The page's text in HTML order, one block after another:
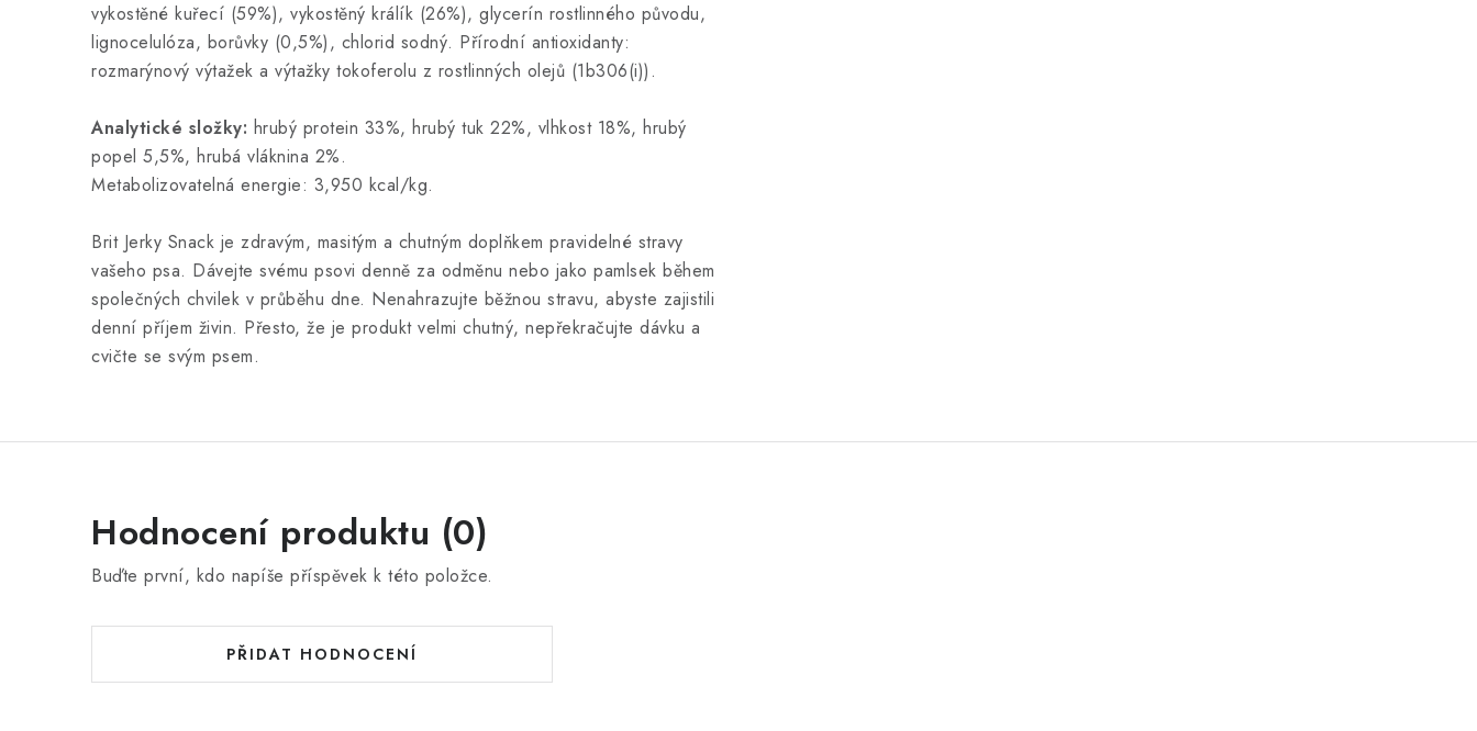
vykostěné kuřecí (59%), vykostěný králík (26%), glycerín rostlinného původu,
lignocelulóza, borůvky (0,5%), chlorid sodný. Přírodní antioxidanty:
rozmarýnový výtažek a výtažky tokoferolu z rostlinných olejů (1b306(i)).
Analytické složky: hrubý protein 33%, hrubý tuk 22%, vlhkost 18%, hrubý
popel 5,5%, hrubá vláknina 2%.
Metabolizovatelná energie: 3,950 kcal/kg.
Brit Jerky Snack je zdravým, masitým a chutným doplňkem pravidelné stravy
vašeho psa. Dávejte svému psovi denně za odměnu nebo jako pamlsek během
společných chvilek v průběhu dne. Nenahrazujte běžnou stravu, abyste zajistili
denní příjem živin. Přesto, že je produkt velmi chutný, nepřekračujte dávku a
cvičte se svým psem.
Hodnocení produktu (0)
Buďte první, kdo napíše příspěvek k této položce.
PŘIDAT HODNOCENÍ